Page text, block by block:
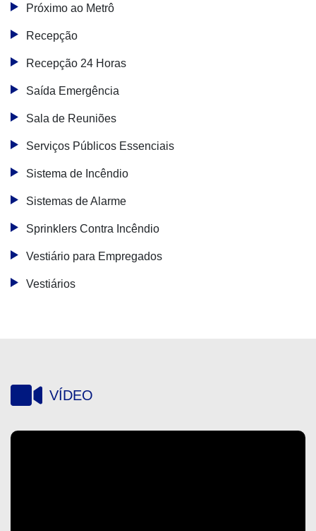
Próximo ao Metrô
Recepção
Recepção 24 Horas
Saída Emergência
Sala de Reuniões
Serviços Públicos Essenciais
Sistema de Incêndio
Sistemas de Alarme
Sprinklers Contra Incêndio
Vestiário para Empregados
Vestiários
VÍDEO